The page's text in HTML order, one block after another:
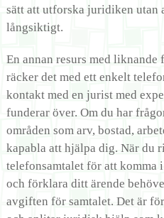
sätt att utforska juridiken utan
långsiktigt.
En annan resurs med liknande
räcker det med ett enkelt
kontakt med en jurist med
funderar över. Om du har
områden som arv, bostad,
kapabla att hjälpa dig. När du
telefonsamtalet för att komma
och förklara ditt ärende
avgiften för samtalet. Det är